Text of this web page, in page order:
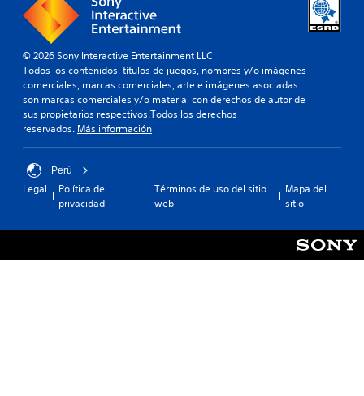
© 2026 Sony Interactive Entertainment LLC
Todos los contenidos, títulos de juegos, nombres y/o imágenes
comerciales, marcas comerciales, arte e imágenes asociadas
son marcas comerciales y/o material con derechos de autor de
sus propietarios respectivos.Todos los derechos
reservados. Más información
Perú
Legal
Política de
privacidad
Términos de uso del sitio
web
Mapa del
sitio